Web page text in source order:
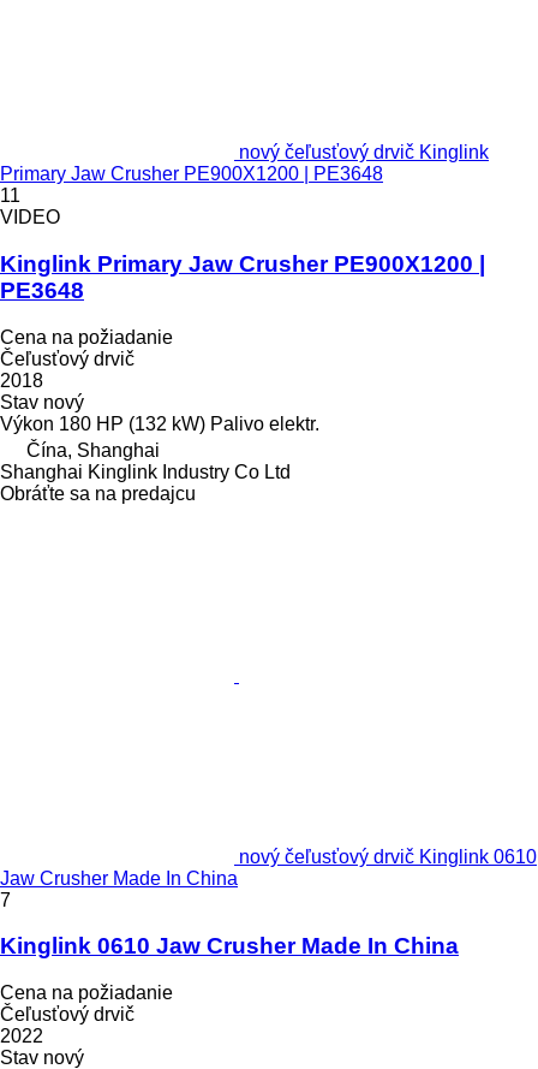
nový čeľusťový drvič Kinglink
Primary Jaw Crusher PE900X1200 | PE3648
11
VIDEO
Kinglink Primary Jaw Crusher PE900X1200 |
PE3648
Cena na požiadanie
Čeľusťový drvič
2018
Stav nový
Výkon 180 HP (132 kW) Palivo elektr.
Čína, Shanghai
Shanghai Kinglink Industry Co Ltd
Obráťte sa na predajcu
nový čeľusťový drvič Kinglink 0610
Jaw Crusher Made In China
7
Kinglink 0610 Jaw Crusher Made In China
Cena na požiadanie
Čeľusťový drvič
2022
Stav nový